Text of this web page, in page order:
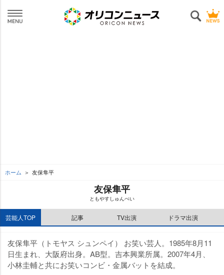
ホーム 友保隼平
友保隼平
ともやすしゅんぺい
芸能人TOP 記事 TV出演 ドラマ出演
友保隼平（トモヤス シュンペイ） お笑い芸人。1985年8月11
日生まれ、大阪府出身。AB型。吉本興業所属。2007年4月、
小林圭輔と共にお笑いコンビ・金属バットを結成。